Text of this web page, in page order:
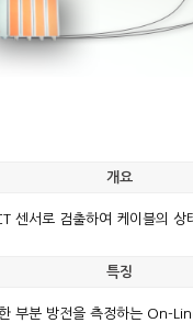
개요
센서로 검출하여 케이블의
특징
부분 방전을 측정하는 On-